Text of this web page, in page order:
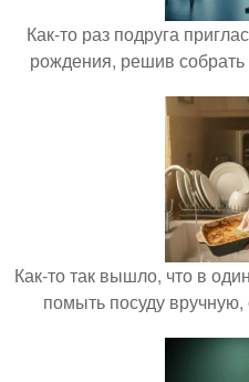
Как-то раз подруга
рождения, решив
Как-то так вышло, что в
помыть посуду вручную,